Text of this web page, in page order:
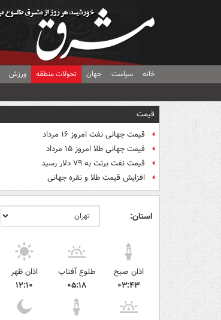
خانه سیاست جهان تحولات منطقه ورزش
قیمت
قیمت جهانی نفت امروز ۱۶ مرداد
قیمت جهانی طلا امروز ۱۵ مرداد
قیمت نفت برنت به ۷۹ دلار رسید
افزایش قیمت طلا و نقره جهانی
استان:
اذان صبح
۰۳:۴۳
طلوع آفتاب
۰۵:۱۸
اذان ظهر
۱۲:۱۰